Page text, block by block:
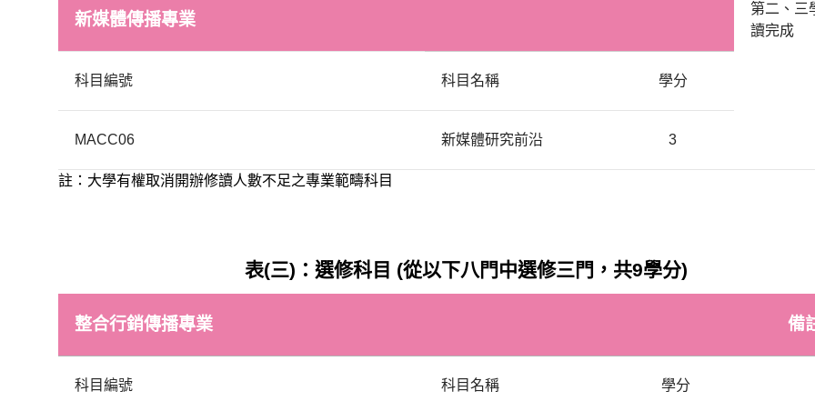
第二、三
讀完成
新媒體傳播專業
科目編號 科目名稱 學分
MACC06 新媒體研究前沿 3
註：大學有權取消開辦修讀人數不足之專業範疇科目
表(三)：選修科目 (從以下八門中選修三門，共9學分)
整合行銷傳播專業 備
科目編號 科目名稱 學分